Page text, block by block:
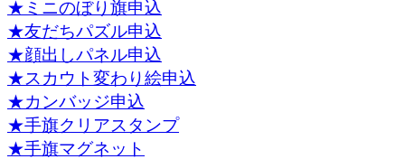
★ミニのぼり旗申込
★友だちパズル申込
★顔出しパネル申込
★スカウト変わり絵申込
★カンバッジ申込
★手旗クリアスタンプ
★手旗マグネット